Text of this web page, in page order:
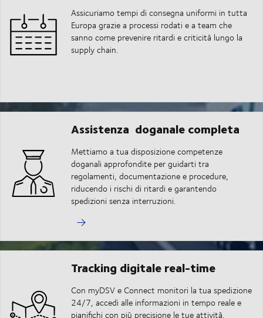
Assicuriamo tempi di consegna uniformi in tutta
Europa grazie a processi rodati e a team che
sanno come prevenire ritardi e criticità lungo la
supply chain.
Assistenza doganale completa
Mettiamo a tua disposizione competenze
doganali approfondite per guidarti tra
regolamenti, documentazione e procedure,
riducendo i rischi di ritardi e garantendo
spedizioni senza interruzioni.
Tracking digitale real-time
Con myDSV e Connect monitori la tua spedizione
24/7, accedi alle informazioni in tempo reale e
pianifichi con più precisione le tue attività.